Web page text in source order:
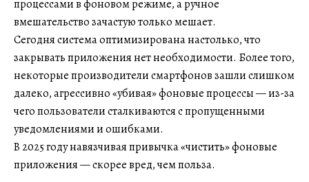
процессами в фоновом режиме, а ручное
вмешательство зачастую только мешает.
Сегодня система оптимизирована настолько, что
закрывать приложения нет необходимости. Более того,
некоторые производители смартфонов зашли слишком
далеко, агрессивно «убивая» фоновые процессы — из-за
чего пользователи сталкиваются с пропущенными
уведомлениями и ошибками.
В 2025 году навязчивая привычка «чистить» фоновые
приложения — скорее вред, чем польза.